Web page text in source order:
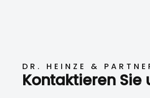
DR. HEINZE &
Kontaktieren Sie